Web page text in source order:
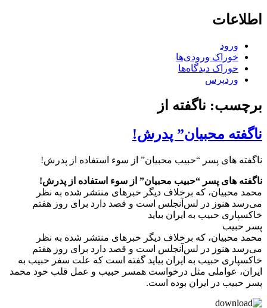
اطلاعات
ورود
خوراک ورودی‌ها
خوراک دیدگاه‌ها
وردپرس
برچسب: ناگفته از
ناگفته محبیان” پدرش!
ناگفته های پسر “حبیب محبیان” از سوء استفاده از پدرش!
ناگفته های پسر “حبیب محبیان” از سوء استفاده از پدرش!
محمد محبیان، که برخلاف دیگر خبرهای منتشر شده به نظر
می‌رسد هنوز در لس‌آنجلس است و قصد دارد برای روز هفتم
خاکسپاری حبیب به ایران بیاید
پسر حبیب
محمد محبیان، که برخلاف دیگر خبرهای منتشر شده به نظر
می‌رسد هنوز در لس‌آنجلس است و قصد دارد برای روز هفتم
خاکسپاری حبیب به ایران بیاید گفته است که علت سفر حبیب به
ایران، عواملی مثل درخواست همسر حبیب و عمل قلب خود محمد
پسر حبیب در ایران بوده است.